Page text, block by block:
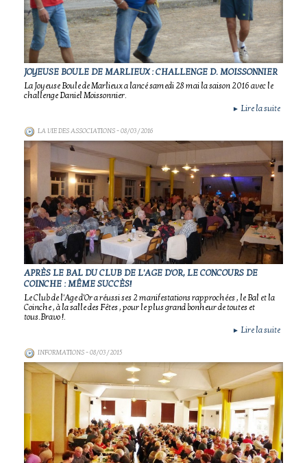
JOYEUSE BOULE DE MARLIEUX : CHALLENGE D. MOISSONNIER
La Joyeuse Boule de Marlieux a lancé samedi 28 mai la saison 2016 avec le
challenge Daniel Moissonnier.
► Lire la suite
LA VIE DES ASSOCIATIONS- 08/03/2016
APRÈS LE BAL DU CLUB DE L'AGE D'OR, LE CONCOURS DE
COINCHE : MÊME SUCCÈS!
Le Club de l'Age d'Or a réussi ses 2 manifestations rapprochées , le Bal et la
Coinche , à la salle des Fêtes , pour le plus grand bonheur de toutes et
tous.Bravo !.
► Lire la suite
INFORMATIONS- 08/03/2015